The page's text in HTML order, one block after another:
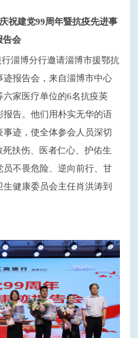
祝建党99周年暨抗疫先进事
告会
淄博分行邀请淄博市援鄂抗
报告会，来自淄博市中心
六家医疗单位的6名抗疫英
告。他们用朴实无华的语
迹，使全体参会人员深切
扶伤、医者仁心、护佑生
不畏危险、逆向前行、甘
健康委员会主任肖洪涛到